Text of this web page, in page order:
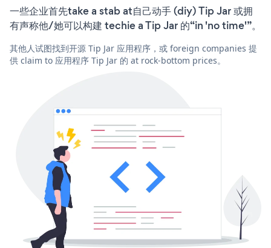
一些企业首先take a stab at自己动手 (diy) Tip Jar 或拥
有声称他/她可以构建 techie a Tip Jar 的“in 'no time'”。
其他人试图找到开源 Tip Jar 应用程序，或 foreign companies 提
供 claim to 应用程序 Tip Jar 的 at rock-bottom prices。